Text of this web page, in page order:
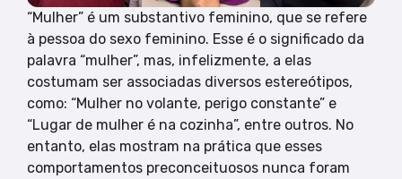
“Mulher” é um substantivo feminino, que se refere
à pessoa do sexo feminino. Esse é o significado da
palavra “mulher”, mas, infelizmente, a elas
costumam ser associadas diversos estereótipos,
como: “Mulher no volante, perigo constante” e
“Lugar de mulher é na cozinha”, entre outros. No
entanto, elas mostram na prática que esses
comportamentos preconceituosos nunca foram